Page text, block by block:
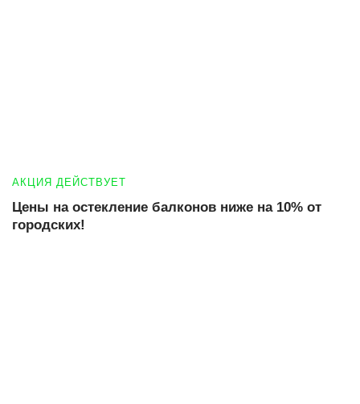
АКЦИЯ ДЕЙСТВУЕТ
Цены на остекление балконов ниже на 10% от
городских!